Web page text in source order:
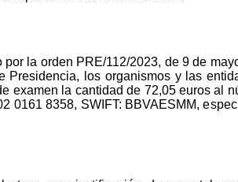
la orden PRE/112/2023, de 9 de
Presidencia, los organismos y las
examen la cantidad de 72,05 euros al
0161 8358, SWIFT: BBVAESMM,